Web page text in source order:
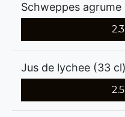
Schweppes agrume
Jus de lychee (33 cl)